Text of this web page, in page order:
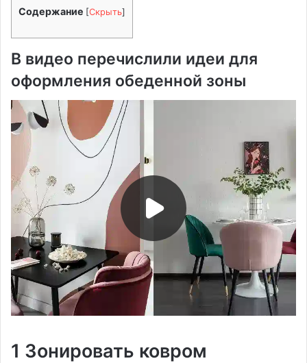
Содержание [Скрыть]
В видео перечислили идеи для
оформления обеденной зоны
1 Зонировать ковром